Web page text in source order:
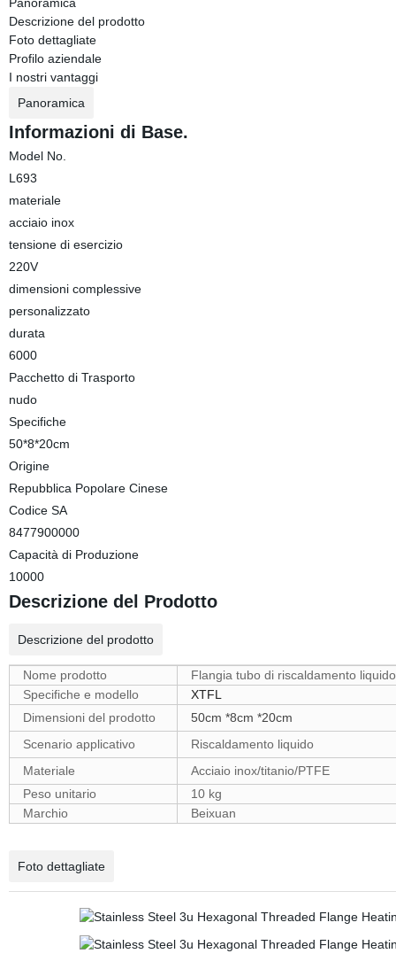
Descrizione del prodotto
Foto dettagliate
Profilo aziendale
I nostri vantaggi
Panoramica
Informazioni di Base.
Model No.
L693
materiale
acciaio inox
tensione di esercizio
220V
dimensioni complessive
personalizzato
durata
6000
Pacchetto di Trasporto
nudo
Specifiche
50*8*20cm
Origine
Repubblica Popolare Cinese
Codice SA
8477900000
Capacità di Produzione
10000
Descrizione del Prodotto
Descrizione del prodotto
Nome prodotto
Flangia tubo di riscaldamento
Specifiche e modello
XTFL
Dimensioni del prodotto
50cm *8cm *20cm
Scenario applicativo
Riscaldamento liquido
Materiale
Acciaio inox/titanio/PTFE
Peso unitario
10 kg
Marchio
Beixuan
Foto dettagliate